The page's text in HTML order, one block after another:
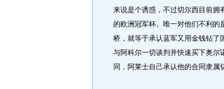
来说是个诱惑，不过切尔西目前拥
的欧洲冠军杯。唯一对他们不利
桥，就等于承认蓝军又用金钱钻了
与阿科尔一切谈判并快速买下奥尔
同，阿莱士自己承认他的合同隶属